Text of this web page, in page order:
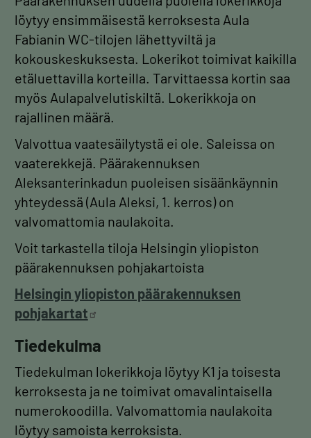
löytyy ensimmäisestä kerroksesta Aula
Fabianin WC-tilojen lähettyviltä ja
kokouskeskuksesta. Lokerikot toimivat kaikilla
etäluettavilla korteilla. Tarvittaessa kortin saa
myös Aulapalvelutiskiltä. Lokerikkoja on
rajallinen määrä.
Valvottua vaatesäilytystä ei ole. Saleissa on
vaaterekkejä. Päärakennuksen
Aleksanterinkadun puoleisen sisäänkäynnin
yhteydessä (Aula Aleksi, 1. kerros) on
valvomattomia naulakoita.
Voit tarkastella tiloja Helsingin yliopiston
päärakennuksen pohjakartoista
Helsingin yliopiston päärakennuksen
pohjakartat
Tiedekulma
Tiedekulman lokerikkoja löytyy K1 ja toisesta
kerroksesta ja ne toimivat omavalintaisella
numerokoodilla. Valvomattomia naulakoita
löytyy samoista kerroksista.